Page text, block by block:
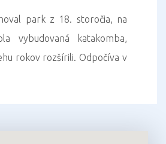
park z 18. storočia, na
vybudovaná katakomba,
rokov rozšírili. Odpočíva v